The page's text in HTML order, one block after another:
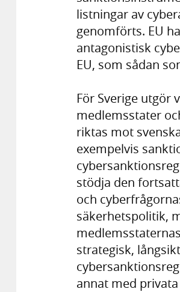
listningar av
genomförts. EU
antagonistisk
EU, som sådan
För Sverige utgör
medlemsstater
riktas mot
exempelvis
stödja den
och
säkerhetspolitik,
strategisk,
annat med